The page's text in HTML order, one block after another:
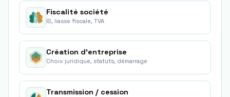
Fiscalité société
IS, liasse fiscale, TVA
Création d'entreprise
Choix juridique, statuts, démarrage
Transmission / cession